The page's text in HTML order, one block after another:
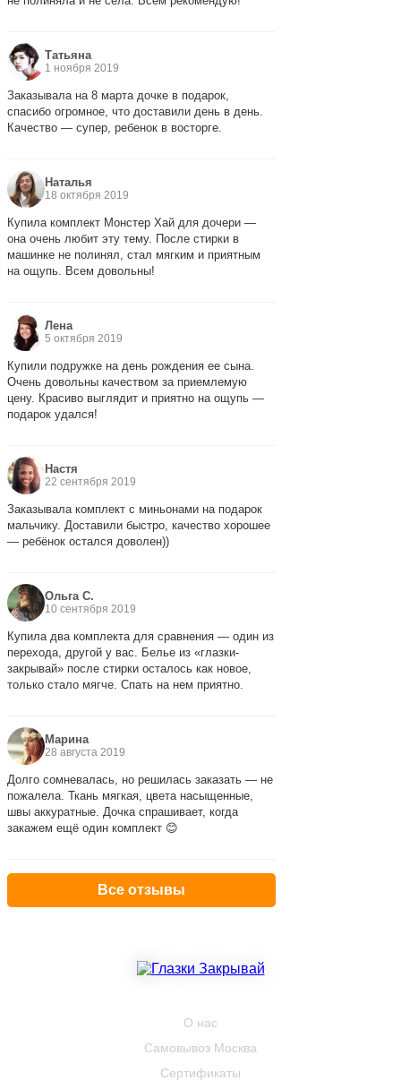
Татьяна
1 ноября 2019
Заказывала на 8 марта дочке в подарок,
спасибо огромное, что доставили день в день.
Качество — супер, ребенок в восторге.
Наталья
18 октября 2019
Купила комплект Монстер Хай для дочери —
она очень любит эту тему. После стирки в
машинке не полинял, стал мягким и приятным
на ощупь. Всем довольны!
Лена
5 октября 2019
Купили подружке на день рождения ее сына.
Очень довольны качеством за приемлемую
цену. Красиво выглядит и приятно на ощупь —
подарок удался!
Настя
22 сентября 2019
Заказывала комплект с миньонами на подарок
мальчику. Доставили быстро, качество хорошее
— ребёнок остался доволен))
Ольга С.
10 сентября 2019
Купила два комплекта для сравнения — один из
перехода, другой у вас. Белье из «глазки-
закрывай» после стирки осталось как новое,
только стало мягче. Спать на нем приятно.
Марина
28 августа 2019
Долго сомневалась, но решилась заказать — не
пожалела. Ткань мягкая, цвета насыщенные,
швы аккуратные. Дочка спрашивает, когда
закажем ещё один комплект 😊
Все отзывы
О нас
Самовывоз Москва
Сертификаты